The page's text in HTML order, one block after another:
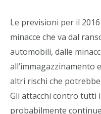
Le previsioni per il
minacce che va dal
automobili, dalle
all’immagazzinamento
altri rischi che
Gli attacchi contro tutti
probabilmente